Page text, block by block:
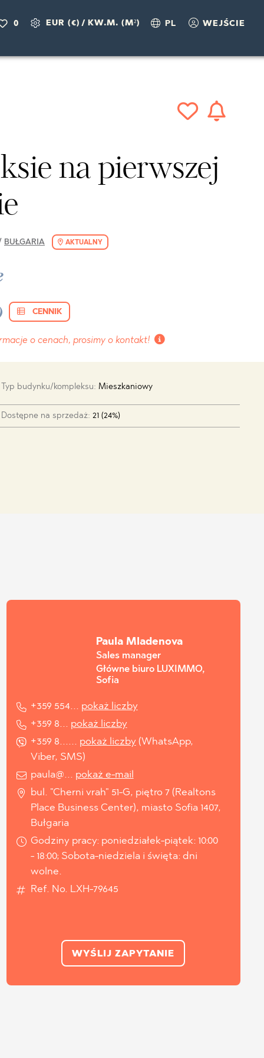
0 EUR (€) / KW.M. (M²) PL WEJŚCIE
na pierwszej
BUŁGARIA AKTUALNY
CENNIK
o cenach, prosimy o kontakt!
Typ budynku/kompleksu:Mieszkaniowy
Dostępne na sprzedaż:21 (24%)
Paula Mladenova
Sales manager
Główne biuro LUXIMMO,
Sofia
+359 554... pokaż liczby
+359 8... pokaż liczby
+359 8...... pokaż liczby (WhatsApp,
Viber, SMS)
paula@... pokaż e-mail
bul. "Cherni vrah" 51-G, piętro 7 (Realtons
Place Business Center), miasto Sofia 1407,
Bułgaria
Godziny pracy: poniedziałek-piątek: 10:00
- 18:00; Sobota-niedziela i święta: dni
wolne.
Ref. No. LXH-79645
WYŚLIJ ZAPYTANIE